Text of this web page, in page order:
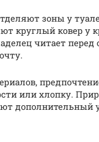
зоны у
круглый ковер у
читает
или хлопку.
дополнительный